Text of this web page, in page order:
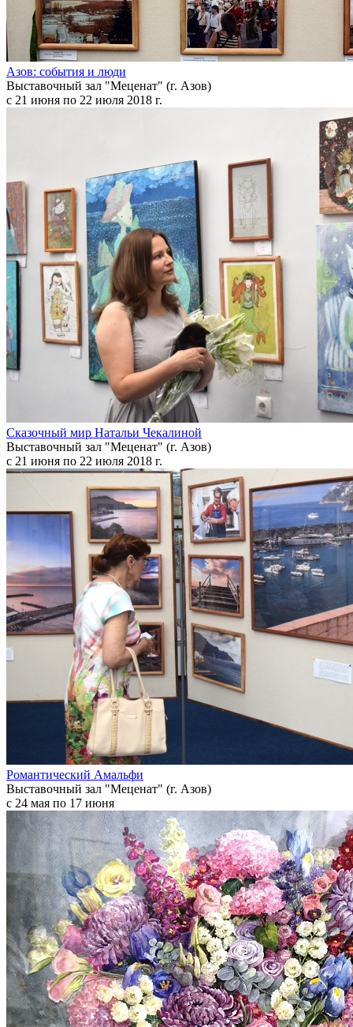
Азов: события и люди
Выставочный зал "Меценат" (г. Азов)
с 21 июня по 22 июля 2018 г.
Сказочный мир Натальи Чекалиной
Выставочный зал "Меценат" (г. Азов)
с 21 июня по 22 июля 2018 г.
Романтический Амальфи
Выставочный зал "Меценат" (г. Азов)
с 24 мая по 17 июня